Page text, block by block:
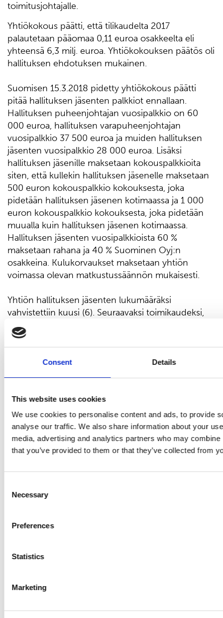
Consent Details
This website uses cookies
We use cookies to personalise content and ads, to provide
analyse our traffic. We also share information about your
media, advertising and analytics partners who may
that you’ve provided to them or that they’ve collected from
Selection
Necessary
Preferences
Statistics
Marketing
toimitusjohtajalle.
Yhtiökokous päätti, että tilikaudelta 2017
palautetaan pääomaa 0,11 euroa osakkeelta eli
yhteensä 6,3 milj. euroa. Yhtiökokouksen päätös oli
hallituksen ehdotuksen mukainen.
Suomisen 15.3.2018 pidetty yhtiökokous päätti
pitää hallituksen jäsenten palkkiot ennallaan.
Hallituksen puheenjohtajan vuosipalkkio on 60
000 euroa, hallituksen varapuheenjohtajan
vuosipalkkio 37 500 euroa ja muiden hallituksen
jäsenten vuosipalkkio 28 000 euroa. Lisäksi
hallituksen jäsenille maksetaan kokouspalkkioita
siten, että kullekin hallituksen jäsenelle maksetaan
500 euron kokouspalkkio kokouksesta, joka
pidetään hallituksen jäsenen kotimaassa ja 1 000
euron kokouspalkkio kokouksesta, joka pidetään
muualla kuin hallituksen jäsenen kotimaassa.
Hallituksen jäsenten vuosipalkkioista 60 %
maksetaan rahana ja 40 % Suominen Oyj:n
osakkeina. Kulukorvaukset maksetaan yhtiön
voimassa olevan matkustussäännön mukaisesti.
Yhtiön hallituksen jäsenten lukumääräksi
vahvistettiin kuusi (6). Seuraavaksi toimikaudeksi,
joka päättyy ensimmäisen vaalia seuraavan
varsinaisen yhtiökokouksen päättyessä,
hallitukseen valittiin uudelleen jan Johansson,
Andreas Ahlström, Risto Anttonen, Hannu
Kasurinen, Laura Raitio ja Jaana Tuominen.
Jan Johansson. Päätökset hallituksen palkkioista,
hallituksen jäsenten lukumäärästä sekä hallituksen
kokoonpanosta olivat Suomisen
osakkeenomistajien nimitystoimikunnan
ehdotusten mukaisia.
Tilintarkastajan palkkio päätettiin maksaa yhtiön
tilintarkastajaksi valittiin Ernst & Young
tilintarkastajana KHT Toni Halonen. Tilintarkastusta
yhtiön omien osakkeiden hankkimisesta. Päätös oli
ehdot on kuvattu jäljempänä tässä